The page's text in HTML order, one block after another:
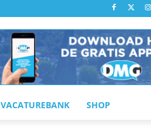
VACATUREBANK SHOP